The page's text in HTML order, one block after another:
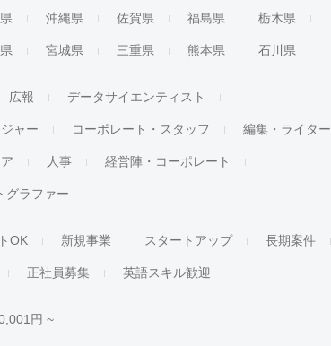
沖縄県 佐賀県 福島県 栃木県
宮城県 三重県 熊本県 石川県
広報 データサイエンティスト
ャー コーポレート・スタッフ 編集・ライター
人事 経営陣・コーポレート
グラファー
OK 新規事業 スタートアップ 長期案件
正社員募集 英語スキル歓迎
円 ~